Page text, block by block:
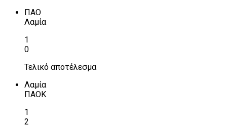
ΠΑΟ
Λαμία
1
0
Τελικό αποτέλεσμα
Λαμία
ΠΑΟΚ
1
2